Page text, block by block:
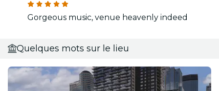
Gorgeous music, venue heavenly indeed
Quelques mots sur le lieu